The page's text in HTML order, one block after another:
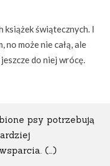
książek świątecznych. I
no może nie całą, ale
do niej wrócę.
psy potrzebują
(…)